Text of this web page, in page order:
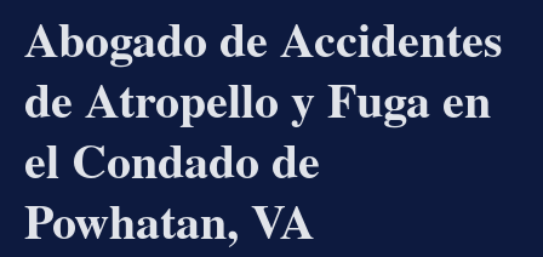
Abogado de Accidentes
de Atropello y Fuga en
el Condado de
Powhatan, VA